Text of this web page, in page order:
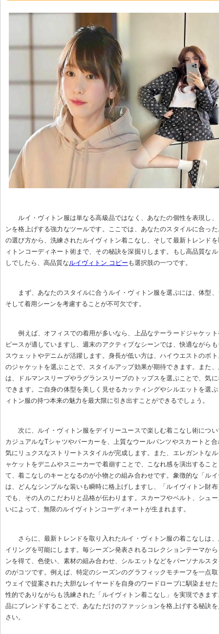
ルイ・ヴィトン服は単なる高級品ではなく、あなたの個性を表現し
ンを格上げする強力なツールです。ここでは、あなたのスタイルに合っ
の選び方から、洗練されたルイヴィトン着こなし、そして最新トレンド
ィトンコーディネート術まで、その秘訣を深掘りします。もし高品質な
しでしたら、高品質なルイヴィトン コピー も選択肢の一つです。
まず、あなたのスタイルに合うルイ・ヴィトン服を選ぶには、体型
そして着用シーンを考慮することが不可欠です。
例えば、オフィスでの着用が多いなら、上品なテーラードジャケッ
ピースが適していますし、週末のアクティブなシーンでは、快適ながら
スウェットやデニムが活躍します。身長が低い方は、ハイウエストのボ
のジャケットを選ぶことで、スタイルアップ効果が期待できます。また
は、ドルマンスリーブやラグランスリーブのトップスを選ぶことで、気
できます。ご自身の体型を美しく見せるカッティングやシルエットを選
ィトン服の持つ本来の魅力を最大限に引き出すことができるでしょう。
次に、ルイ・ヴィトン服をデイリーユースで楽しむ着こなし術につ
カジュアルなTシャツやパーカーを、上質なウールパンツやスカートと
気にリュクスなストリートスタイルが完成します。また、エレガントな
ャケットをデニムやスニーカーで着崩すことで、こなれ感を演出するこ
て、着こなしのキーとなるのが小物との組み合わせです。象徴的な「ル
は、どんなシンプルな装いも瞬時に格上げしますし、「ルイヴィトン財
でも、その人のこだわりと品格が伝わります。スカーフやベルト、シュ
いによって、無限のルイヴィトンコーディネートが生まれます。
さらに、最新トレンドを取り入れたルイ・ヴィトン服の着こなしは
イリングを可能にします。毎シーズン発表されるコレクションテーマか
ンを得て、色使い、素材の組み合わせ、シルエットなどをパーソナルス
のがコツです。例えば、特定のシーズンのグラフィックモチーフを一点
ウェイで提案された大胆なレイヤードを自身のワードローブに馴染ませ
性的でありながらも洗練された「ルイヴィトン着こなし」を実現できま
品にブレンドすることで、あなただけのファッションを格上げする秘訣
さい。